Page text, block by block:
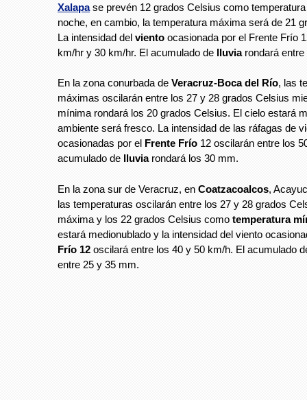
Xalapase prevén 12 grados Celsius como
noche, en cambio, la temperatura máxima será de 21
La intensidad del viento ocasionada por el Frente Frío
km/hr y 30 km/hr. El acumulado de lluviarondará entre
En la zona conurbada de Veracruz-Boca del Río, las
máximas oscilarán entre los 27 y 28 grados Celsius
mínima rondará los 20 grados Celsius. El cielo estará
ambiente será fresco. La intensidad de las ráfagas de
ocasionadas por el Frente Frío 12 oscilarán entre los
acumulado de lluviarondará los 30 mm.
En la zona sur de Veracruz, en Coatzacoalcos,
las temperaturas oscilarán entre los 27 y 28 grados
máxima y los 22 grados Celsius como temperatura
estará medionublado y la intensidad del viento
Frío 12 oscilará entre los 40 y 50 km/h. El acumulado
entre 25 y 35 mm.